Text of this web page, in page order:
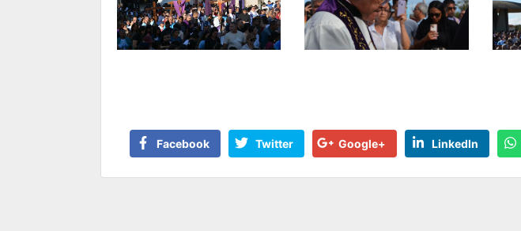
Facebook Twitter Google+ LinkedIn